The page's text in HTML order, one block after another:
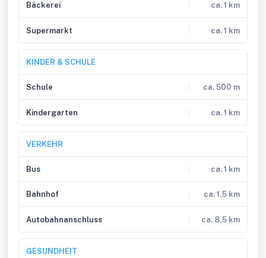
Bäckerei ca. 1 km
Supermarkt ca. 1 km
KINDER & SCHULE
Schule ca. 500 m
Kindergarten ca. 1 km
VERKEHR
Bus ca. 1 km
Bahnhof ca. 1,5 km
Autobahnanschluss ca. 8,5 km
GESUNDHEIT